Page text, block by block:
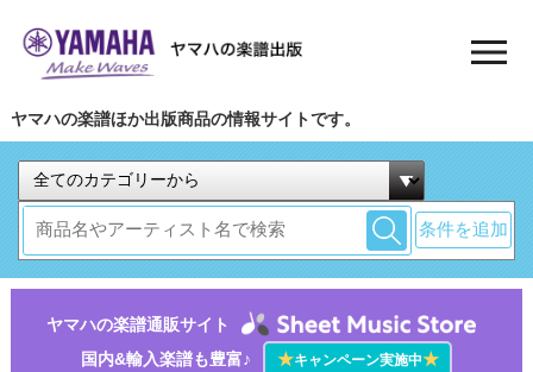
ヤマハの楽譜ほか出版商品の情報サイトです。
条件を追加
ヤマハの楽譜通販サイト
国内&輸入楽譜も豊富♪
★キャンペーン実施中★